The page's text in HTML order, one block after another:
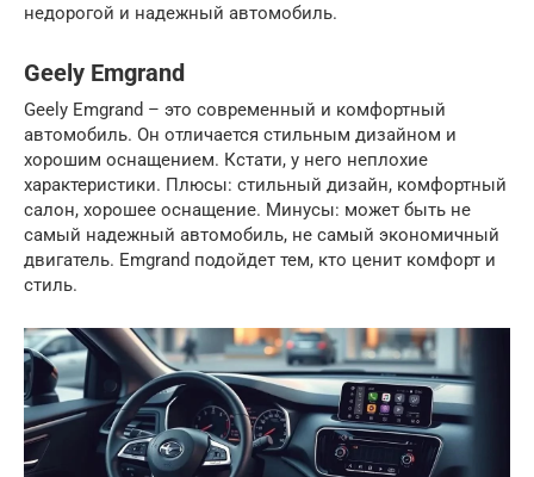
недорогой и надежный автомобиль.
Geely Emgrand
Geely Emgrand – это современный и комфортный
автомобиль. Он отличается стильным дизайном и
хорошим оснащением. Кстати, у него неплохие
характеристики. Плюсы: стильный дизайн, комфортный
салон, хорошее оснащение. Минусы: может быть не
самый надежный автомобиль, не самый экономичный
двигатель. Emgrand подойдет тем, кто ценит комфорт и
стиль.